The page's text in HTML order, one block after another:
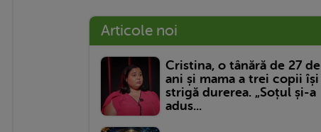
Articole noi
Cristina, o tânără de 27 de
ani și mama a trei copii își
strigă durerea. „Soțul și-a
adus...